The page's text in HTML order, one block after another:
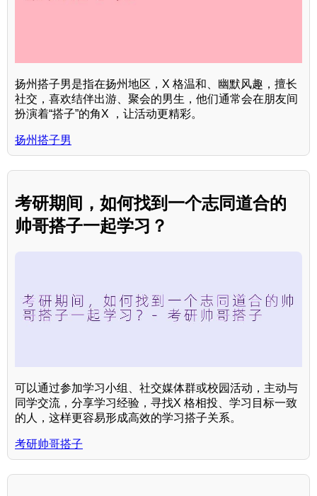
扬州搭子男是指在扬州地区，X 格温和、幽默风趣，擅长
社交，喜欢结伴出游、聚会的男生，他们通常会在朋友间
扮演着“搭子”的角X ，让活动更精彩。
扬州搭子男
考研期间，如何找到一个志同道合的
帅哥搭子一起学习？
可以通过参加学习小组、社交媒体群或校园活动，主动与
同学交流，分享学习经验，寻找X 格相投、学习目标一致
的人，这样更容易形成高效的学习搭子关系。
考研帅哥搭子